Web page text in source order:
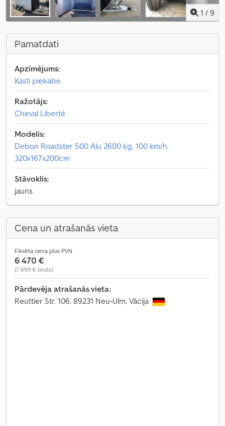
1 / 9
Pamatdati
Apzīmējums:
Kasti piekabe
Ražotājs:
Cheval Liberté
Modelis:
Debon Roadster 500 Alu 2600 kg, 100 km/h,
320x167x200cm
Stāvoklis:
jauns
Cena un atrašanās vieta
Fiksēta cena plus PVN
6 470 €
(7 699 € bruto)
Pārdevēja atrašanās vieta:
Reuttier Str. 106, 89231 Neu-Ulm, Vācija